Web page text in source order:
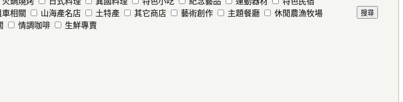
車相關 山海產名店 土特產 其它商店 藝術創作 主題餐廳
休閒農漁牧場
情調咖啡 生鮮專賣